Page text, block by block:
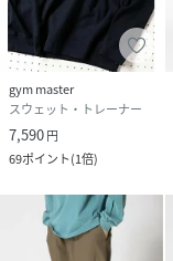
gym master
スウェット・トレーナー
7,590円
69ポイント(1倍)